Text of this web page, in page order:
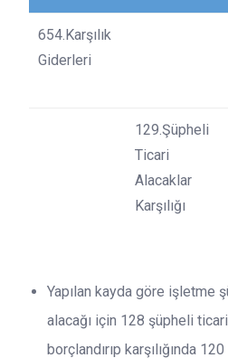
654.Karşılık
Giderleri
129.Şüpheli
Ticari
Alacaklar
Karşılığı
Yapılan kayda göre işletme
alacağı için 128 şüpheli
borçlandırıp karşılığında 120